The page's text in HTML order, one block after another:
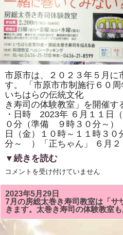
市、
木
更
津
市、
君
津
市、
夷
隅
郡
御
宿
町、
市
原
市
よ
り
ご
参
加
あ
り
が
と
ご
ざ
い
ま
し
た!！
は
市原市は、２０２３年５月に
す。 「市原市市制施行６０周
いちはらの伝統文
き寿司の体験教室」を開催す
・日時 2023年 ６月１１日
０分（準備 ９時３０分～）
日（金）１０時～１１時３
分～ ）「正ちゃん」 ６月２
▼続きを読む
「市
市
市
制
施
行
６
０
コメントを受け付けていません
2023年5月29日
7月の房総太巻き寿司教室は「サ
きます。太巻き寿司の体験教室も